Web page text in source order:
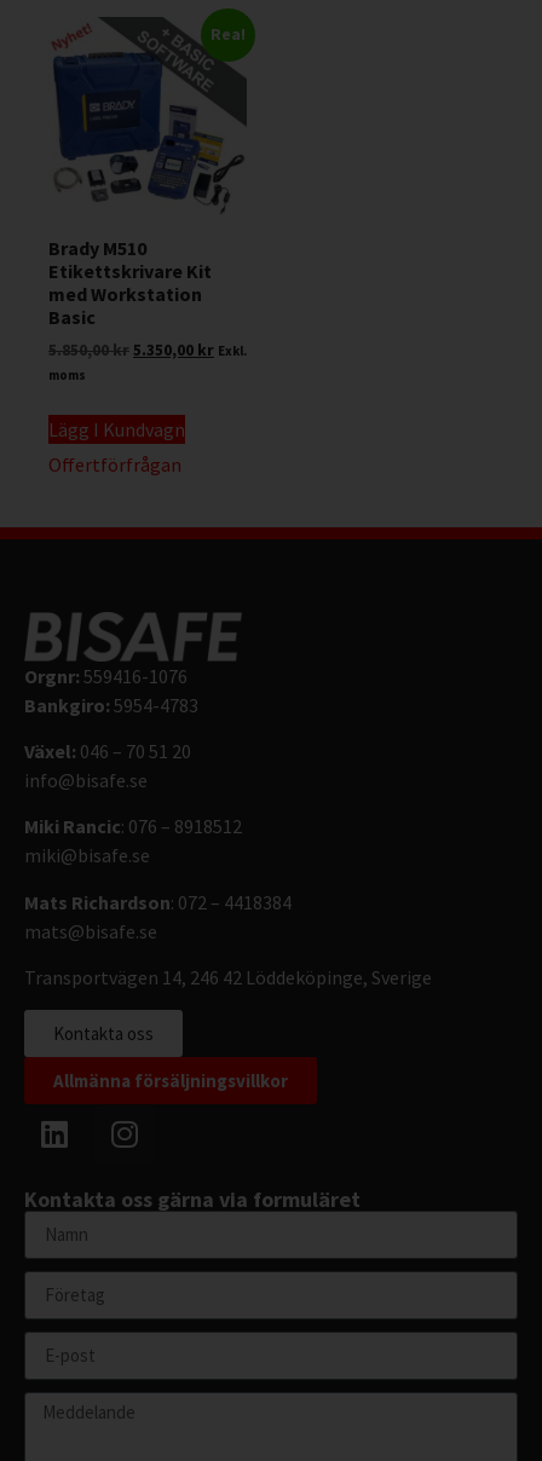
Rea!
Brady M510
Etikettskrivare Kit
med Workstation
Basic
5.850,00kr5.350,00 kr Exkl.
moms
Lägg I Kundvagn
Offertförfrågan
Orgnr: 559416-1076
Bankgiro: 5954-4783
Växel: 046 – 70 51 20
info@bisafe.se
Miki Rancic: 076 – 8918512
miki@bisafe.se
Mats Richardson: 072 – 4418384
mats@bisafe.se
Transportvägen 14, 246 42 Löddeköpinge, Sverige
Kontakta oss
Allmänna försäljningsvillkor
Kontakta oss gärna via formuläret